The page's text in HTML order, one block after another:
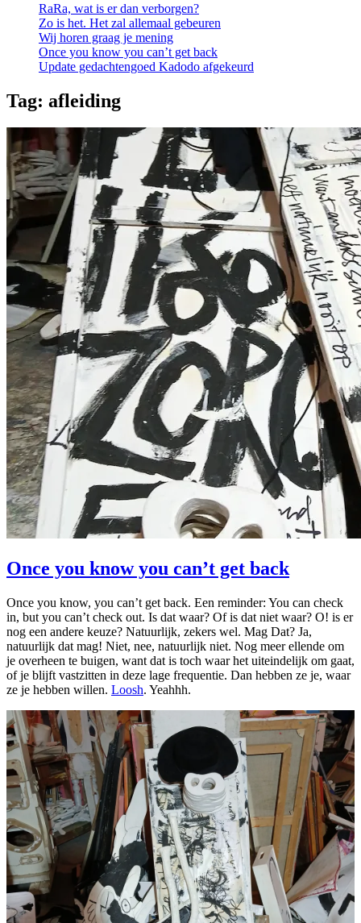
RaRa, wat is er dan verborgen?
Zo is het. Het zal allemaal gebeuren
Wij horen graag je mening
Once you know you can’t get back
Update gedachtengoed Kadodo afgekeurd
Tag: afleiding
Once you know you can’t get back
Once you know, you can’t get back. Een reminder: You can check
in, but you can’t check out. Is dat waar? Of is dat niet waar? O! is er
nog een andere keuze? Natuurlijk, zekers wel. Mag Dat? Ja,
natuurlijk dat mag! Niet, nee, natuurlijk niet. Nog meer ellende om
je overheen te buigen, want dat is toch waar het uiteindelijk om gaat,
of je blijft vastzitten in deze lage frequentie. Dan hebben ze je, waar
ze je hebben willen. Loosh. Yeahhh.